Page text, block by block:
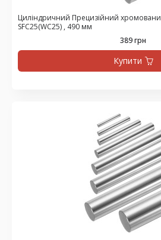
Циліндричний Прецизійний
SFC25(WC25) , 490 мм
389 грн
Купити